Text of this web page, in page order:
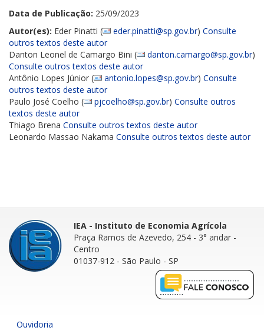
Data de Publicação: 25/09/2023
Autor(es): Eder Pinatti ( eder.pinatti@sp.gov.br) Consulte
outros textos deste autor
Danton Leonel de Camargo Bini (
danton.camargo@sp.gov.br)
Consulte outros textos deste autor
Antônio Lopes Júnior (
antonio.lopes@sp.gov.br) Consulte
outros textos deste autor
Paulo José Coelho (
pjcoelho@sp.gov.br) Consulte outros
textos deste autor
Thiago Brena Consulte outros textos deste autor
Leonardo Massao Nakama Consulte outros textos deste autor
IEA - Instituto de Economia Agrícola
Praça Ramos de Azevedo, 254 - 3° andar -
Centro
01037-912 - São Paulo - SP
Ouvidoria